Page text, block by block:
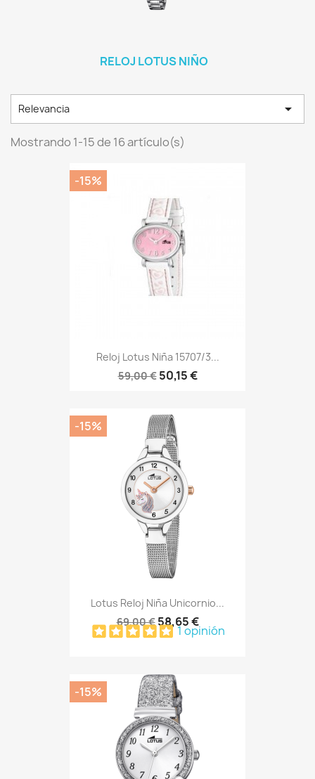
RELOJ LOTUS NIÑO
Relevancia 
Mostrando 1-15 de 16 artículo(s)
Reloj Lotus Niña 15707/3...
59,00 € 50,15 €
-15%
Lotus Reloj Niña Unicornio...
69,00 € 58,65 €
1 opinión
-15%
-15%